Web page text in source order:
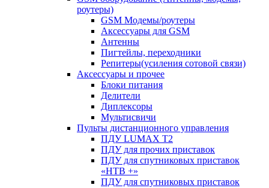
роутеры)
GSM Модемы/роутеры
Аксессуары для GSM
Антенны
Пигтейлы, переходники
Репитеры(усиления сотовой связи)
Аксессуары и прочее
Блоки питания
Делители
Диплексоры
Мультисвичи
Пульты дистанционного управления
ПДУ LUMAX Т2
ПДУ для прочих приставок
ПДУ для спутниковых приставок
«НТВ +»
ПДУ для спутниковых приставок